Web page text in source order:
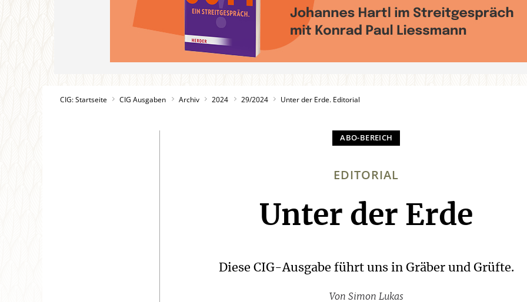
CIG: Startseite CIG Ausgaben Archiv 2024 29/2024 Unter der Erde. Editorial
EDITORIAL
:
Unter der Erde
Diese CIG-Ausgabe führt uns in Gräber und Grüfte.
Von Simon Lukas